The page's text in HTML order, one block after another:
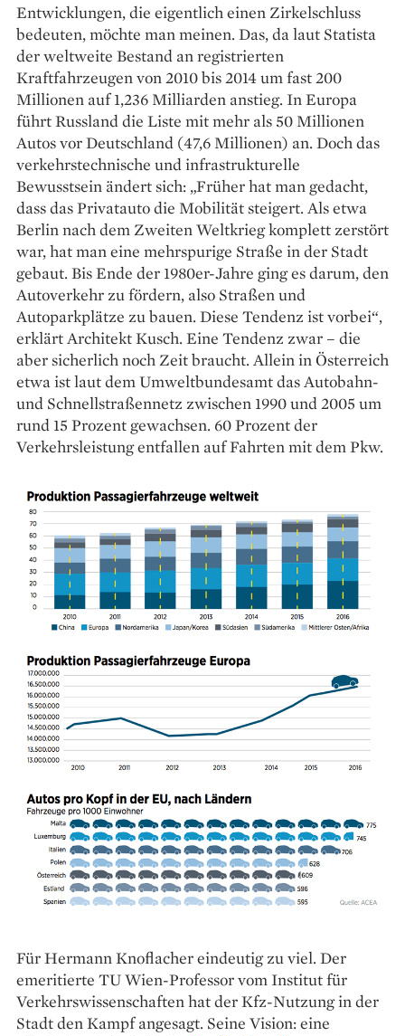
Entwicklungen, die eigentlich einen Zirkelschluss
bedeuten, möchte man meinen. Das, da laut Statista
der weltweite Bestand an regis­trierten
Kraftfahrzeugen von 2010 bis 2014 um fast 200
Millionen auf 1,236 Milliarden anstieg. In Europa
führt Russland die Liste mit mehr als 50 Millionen
Autos vor Deutschland (47,6 Millionen) an. Doch das
verkehrstechnische und infrastrukturelle
Bewusstsein ändert sich: „Früher hat man gedacht,
dass das Privatauto die Mobilität steigert. Als etwa
Berlin nach dem Zweiten Weltkrieg komplett zerstört
war, hat man eine mehrspurige Straße in der Stadt
gebaut. Bis Ende der 1980er-Jahre ging es darum, den
Autoverkehr zu ­fördern, also Straßen und
Autoparkplätze zu bauen. Diese Tendenz ist vorbei“,
erklärt Architekt ­Kusch. Eine Tendenz zwar – die
aber sicherlich noch Zeit braucht. Allein in Österreich
etwa ist laut dem Umweltbundesamt das Autobahn-
und Schnellstraßennetz zwischen 1990 und 2005 um
rund 15 Prozent gewachsen. 60 Prozent der
Verkehrsleistung entfallen auf Fahrten mit dem Pkw.
Für Hermann Knoflacher eindeutig zu viel. Der
emeritierte TU Wien-Professor vom Institut für
Verkehrswissenschaften hat der Kfz-Nutzung in der
Stadt den Kampf angesagt. Seine Vision: eine